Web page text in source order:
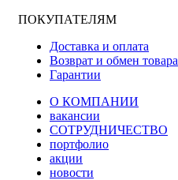
ПОКУПАТЕЛЯМ
Доставка и оплата
Возврат и обмен товара
Гарантии
О КОМПАНИИ
вакансии
СОТРУДНИЧЕСТВО
портфолио
акции
новости